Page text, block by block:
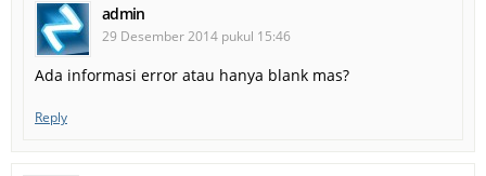
admin
29 Desember 2014 pukul 15:46
Ada informasi error atau hanya blank mas?
Reply